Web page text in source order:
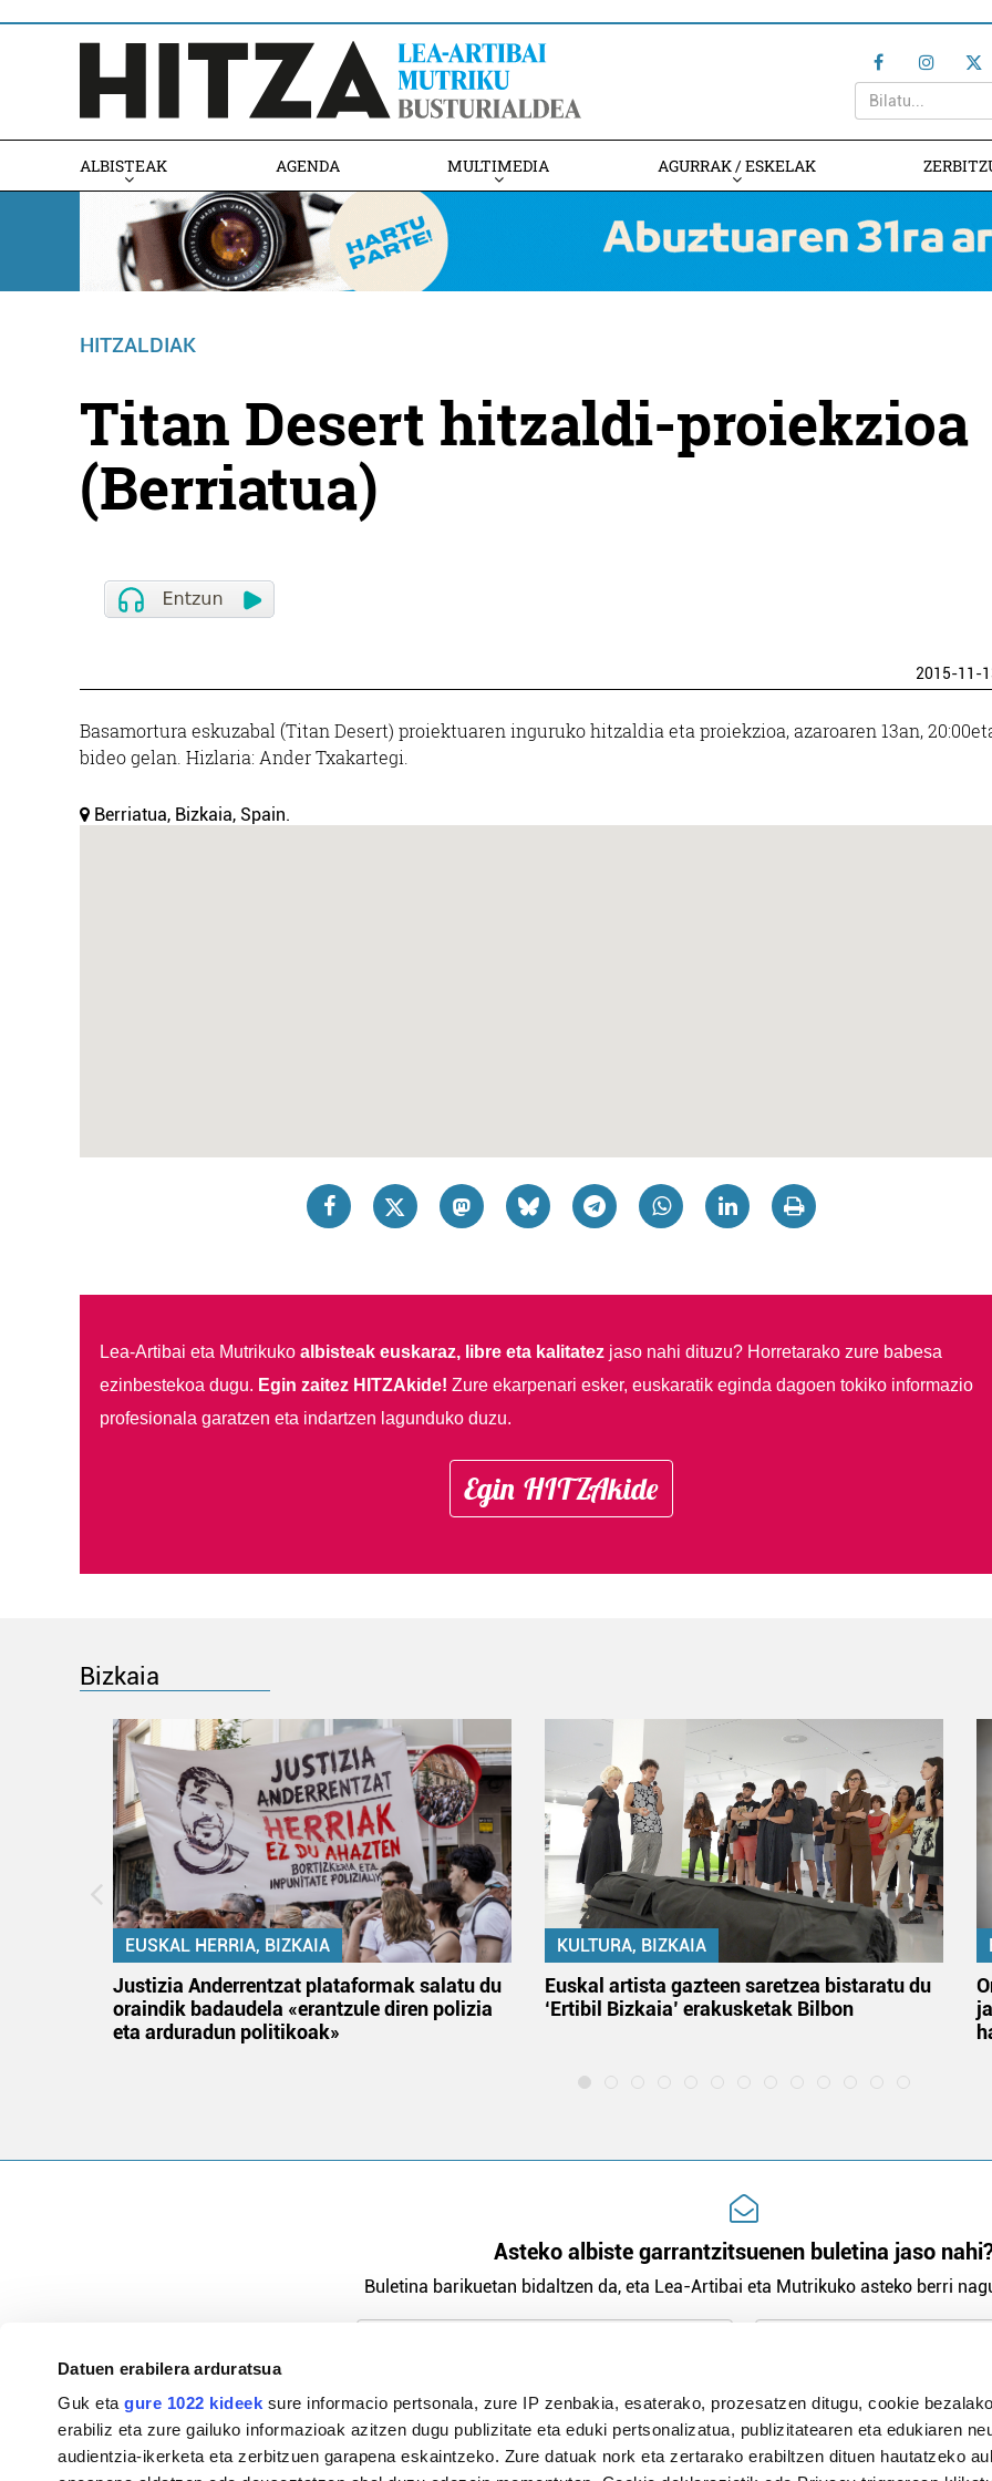
Datuen erabilera arduratsua
Guk etagure 1022 kideek sure informacio pertsonala, zure IP zenbakia, esaterako, prozesatzen ditugu, cookie
erabiliz eta zure gailuko informazioak azitzen dugu publizitate eta eduki pertsonalizatua, publizitatearen eta edukiaren
audientzia-ikerketa eta zerbitzuen garapena eskaintzeko. Zure datuak nork eta zertarako erabiltzen dituen hautatzeko
ALBISTEAK AGENDA MULTIMEDIA AGURRAK / ESKELAK
HITZALDIAK
Titan Desert hitzaldi-proiekzioa
(Berriatua)
2015-11-
Basamortura eskuzabal (Titan Desert) proiektuaren inguruko hitzaldia eta proiekzioa, azaroaren 13an,
bideo gelan. Hizlaria: Ander Txakartegi.
Berriatua, Bizkaia, Spain.
Lea-Artibai eta Mutrikuko albisteak euskaraz, libre eta kalitatezjaso nahi dituzu? Horretarako zure babesa
ezinbestekoa dugu. Egin zaitez HITZAkide! Zure ekarpenari esker, euskaratik eginda dagoen tokiko informazio
profesionala garatzen eta indartzen lagunduko duzu.
Egin HITZAkide
Bizkaia
EUSKAL HERRIA, BIZKAIA
Justizia Anderrentzat plataformak salatu du
oraindik badaudela «erantzule diren polizia
eta arduradun politikoak»
KULTURA, BIZKAIA
Euskal artista gazteen saretzea bistaratu du
‘Ertibil Bizkaia’ erakusketak Bilbon
Asteko albiste garrantzitsuenen buletina jaso
Buletina barikuetan bidaltzen da, eta Lea-Artibai eta Mutrikuko asteko berri